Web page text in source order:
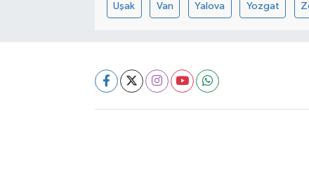
Uşak Van Yalova Yozgat